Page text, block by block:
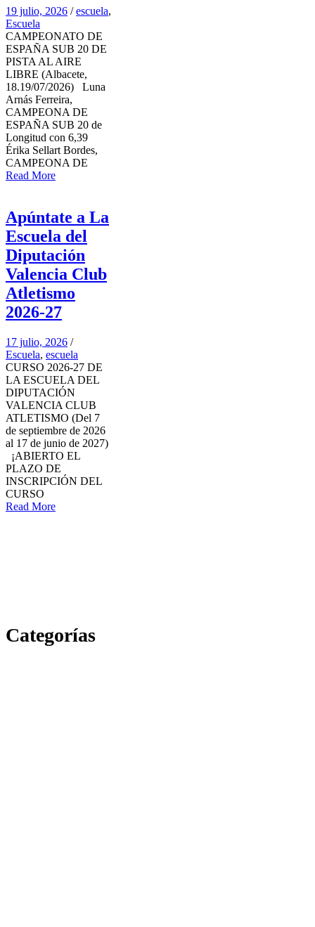
19 julio, 2026 / escuela,
Escuela
CAMPEONATO DE
ESPAÑA SUB 20 DE
PISTA AL AIRE
LIBRE (Albacete,
18.19/07/2026) Luna
Arnás Ferreira,
CAMPEONA DE
ESPAÑA SUB 20 de
Longitud con 6,39
Érika Sellart Bordes,
CAMPEONA DE
Read More
Apúntate a La
Escuela del
Diputación
Valencia Club
Atletismo
2026-27
17 julio, 2026 /
Escuela, escuela
CURSO 2026-27 DE
LA ESCUELA DEL
DIPUTACIÓN
VALENCIA CLUB
ATLETISMO (Del 7
de septiembre de 2026
al 17 de junio de 2027)
¡ABIERTO EL
PLAZO DE
INSCRIPCIÓN DEL
CURSO
Read More
Categorías